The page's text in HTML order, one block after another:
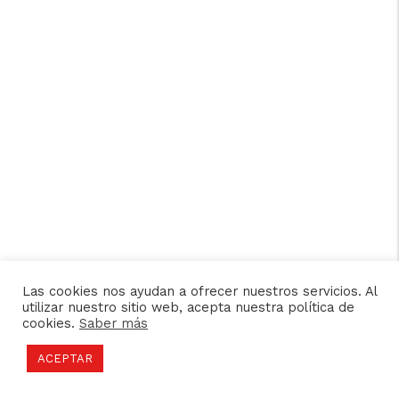
Las cookies nos ayudan a ofrecer nuestros servicios. Al
utilizar nuestro sitio web, acepta nuestra política de
cookies. Saber más
ACEPTAR